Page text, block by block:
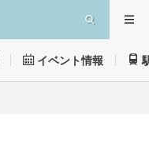
イベント情報